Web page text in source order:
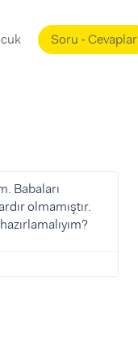
Soru - Cevaplar
Babaları
olmamıştır.